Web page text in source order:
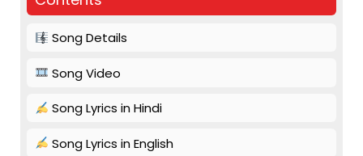
Song Details
Song Video
Song Lyrics in Hindi
Song Lyrics in English